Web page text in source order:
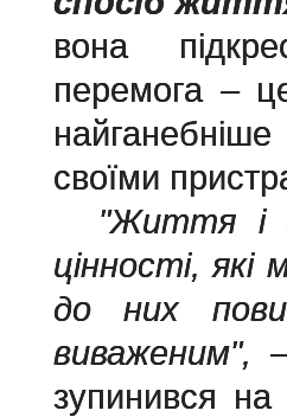
вона
перемога –
своїми
"Життя і
цінності,
до них
виваженим",
зупинився на